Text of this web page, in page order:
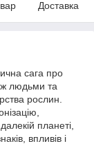
Доставка
сага про
людьми та
рослин.
планеті,
впливів і